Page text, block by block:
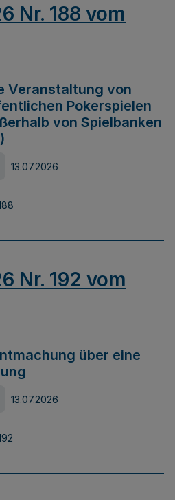
Nr. 188 vom
Veranstaltung von
Pokerspielen
von Spielbanken
13.07.2026
Nr. 192 vom
über eine
13.07.2026